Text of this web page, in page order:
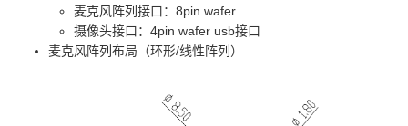
麦克风阵列接口：8pin wafer
摄像头接口：4pin wafer usb接口
麦克风阵列布局（环形/线性阵列）